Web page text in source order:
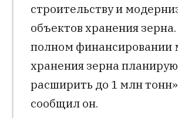
строительству и
объектов хранения
полном финансировании
хранения зерна
расширить до 1 млн
сообщил он.